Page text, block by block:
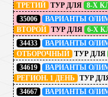
ТРЕТИЙ ТУР ДЛЯ 8-Х
35006
ВАРИАНТЫ
ВТОРОЙ ТУР ДЛЯ 6-Х
34433
ВАРИАНТЫ
ОТБОРОЧНЫЙ ТУР ДЛЯ
34619
ВАРИАНТЫ
РЕГИОН. 1 ДЕНЬ ТУР
34667
ВАРИАНТЫ